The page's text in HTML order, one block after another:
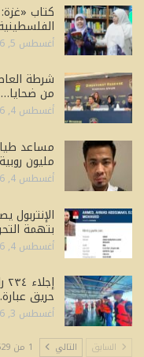
كتاب
أغسطس 5, 2026
شرطة
من ضحايا…
أغسطس 4, 2026
مليون
أغسطس 4, 2026
بتهمة
أغسطس 4, 2026
حريق
أغسطس 3, 2026
السابق التالي 1 من 1٬629